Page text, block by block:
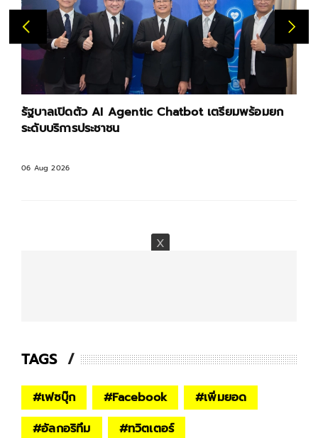
รัฐบาลเปิดตัว AI Agentic Chatbot เตรียมพร้อมยก
ระดับบริการประชาชน
06 Aug 2026
TAGS
#เฟซบุ๊ก #Facebook #เพิ่มยอด
#อัลกอริทึม #ทวิตเตอร์